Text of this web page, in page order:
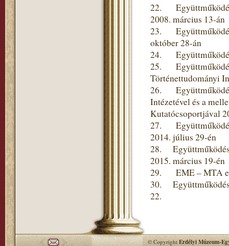
22.
2008. március 13-án
23.
október 28-án
24.
25.
Történettudományi
26.
Intézetével és a
Kutatócsoportjával
27.
2014. július 29-én
28. Együttműködési
2015. március 19-én
29. EME – MTA
30. Együttműködési
22.
© CopyrightErdélyi Múzeum-